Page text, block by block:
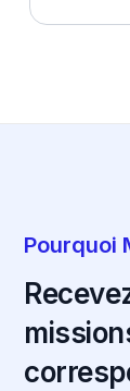
Pourquoi